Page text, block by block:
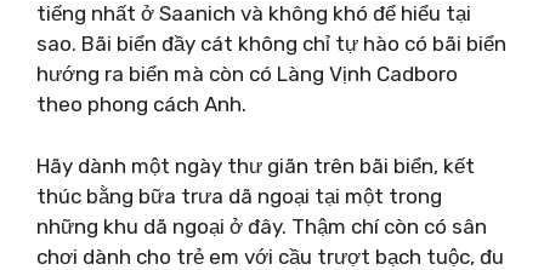
tiếng nhất ở Saanich và không khó để hiểu tại
sao. Bãi biển đầy cát không chỉ tự hào có bãi biển
hướng ra biển mà còn có Làng Vịnh Cadboro
theo phong cách Anh.
Hãy dành một ngày thư giãn trên bãi biển, kết
thúc bằng bữa trưa dã ngoại tại một trong
những khu dã ngoại ở đây. Thậm chí còn có sân
chơi dành cho trẻ em với cầu trượt bạch tuộc, đu